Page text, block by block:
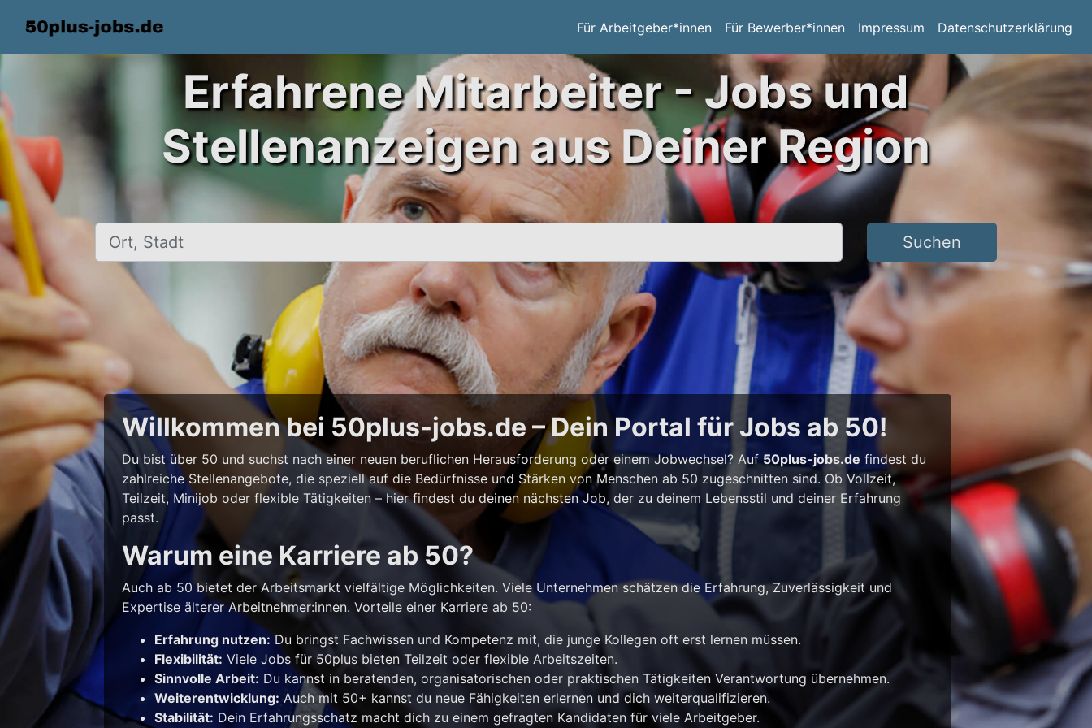
Für Arbeitgeber*innen Für Bewerber*innen Impressum Datenschutzerklärung
Erfahrene Mitarbeiter - Jobs und
Stellenanzeigen aus Deiner Region
Ort, Stadt Suchen
Willkommen bei 50plus-jobs.de – Dein Portal für Jobs ab 50!
Du bist über 50 und suchst nach einer neuen beruflichen Herausforderung oder einem Jobwechsel? Auf50plus-jobs.de findest du
zahlreiche Stellenangebote, die speziell auf die Bedürfnisse und Stärken von Menschen ab 50 zugeschnitten sind. Ob Vollzeit,
Teilzeit, Minijob oder flexible Tätigkeiten – hier findest du deinen nächsten Job, der zu deinem Lebensstil und deiner Erfahrung
passt.
Warum eine Karriere ab 50?
Auch ab 50 bietet der Arbeitsmarkt vielfältige Möglichkeiten. Viele Unternehmen schätzen die Erfahrung, Zuverlässigkeit und
Expertise älterer Arbeitnehmer:innen. Vorteile einer Karriere ab 50:
Erfahrung nutzen: Du bringst Fachwissen und Kompetenz mit, die junge Kollegen oft erst lernen müssen.
Flexibilität: Viele Jobs für 50plus bieten Teilzeit oder flexible Arbeitszeiten.
Sinnvolle Arbeit: Du kannst in beratenden, organisatorischen oder praktischen Tätigkeiten Verantwortung übernehmen.
Weiterentwicklung: Auch mit 50+ kannst du neue Fähigkeiten erlernen und dich weiterqualifizieren.
Stabilität: Dein Erfahrungsschatz macht dich zu einem gefragten Kandidaten für viele Arbeitgeber.